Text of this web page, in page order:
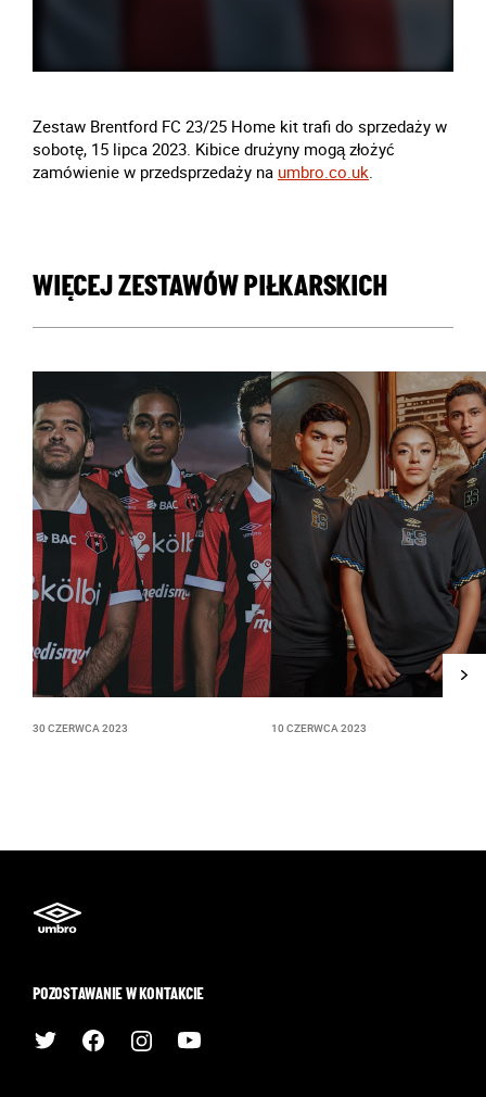
Zestaw Brentford FC 23/25 Home kit trafi do sprzedaży w
sobotę, 15 lipca 2023. Kibice drużyny mogą złożyć
zamówienie w przedsprzedaży na umbro.co.uk.
WIĘCEJ ZESTAWÓW PIŁKARSKICH
30 CZERWCA 2023 10 CZERWCA 2023
POZOSTAWANIE W KONTAKCIE